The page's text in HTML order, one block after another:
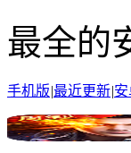
最全的
手机版|最近更新|